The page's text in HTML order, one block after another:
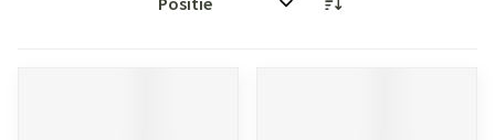
Sorteer op: